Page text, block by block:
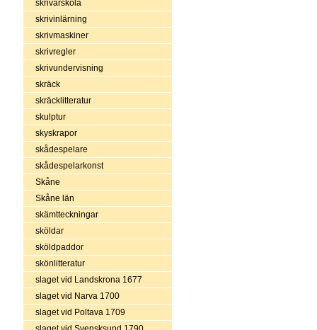
skrivarskola
skrivinlärning
skrivmaskiner
skrivregler
skrivundervisning
skräck
skräcklitteratur
skulptur
skyskrapor
skådespelare
skådespelarkonst
Skåne
Skåne län
skämtteckningar
sköldar
sköldpaddor
skönlitteratur
slaget vid Landskrona 1677
slaget vid Narva 1700
slaget vid Poltava 1709